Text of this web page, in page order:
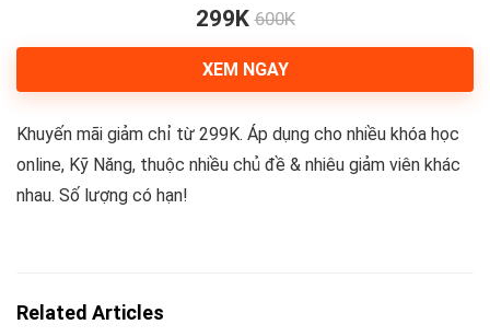
299K 600K
XEM NGAY
Khuyến mãi giảm chỉ từ 299K. Áp dụng cho nhiều khóa học
online, Kỹ Năng, thuộc nhiều chủ đề & nhiêu giảm viên khác
nhau. Số lượng có hạn!
Related Articles